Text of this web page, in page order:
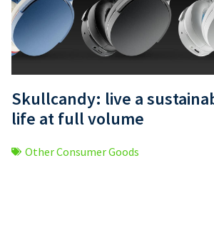
Skullcandy: live a
life at full volume
Other Consumer Goods